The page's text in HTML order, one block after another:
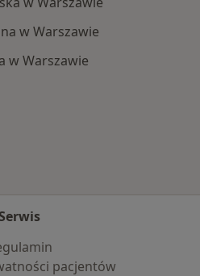
w Warszawie
w Warszawie
pacjentów